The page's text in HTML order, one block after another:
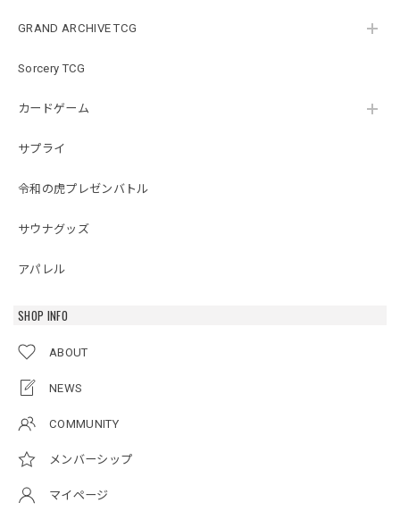
GRAND ARCHIVE TCG
Sorcery TCG
カードゲーム
サプライ
令和の虎プレゼンバトル
サウナグッズ
アパレル
SHOP INFO
ABOUT
NEWS
COMMUNITY
メンバーシップ
マイページ